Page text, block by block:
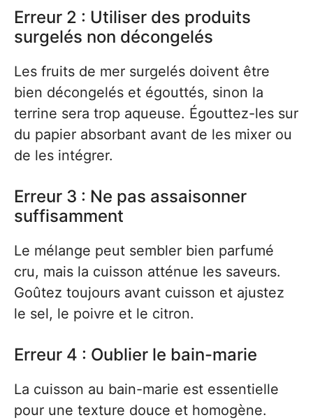
Erreur 2 : Utiliser des produits
surgelés non décongelés
Les fruits de mer surgelés doivent être
bien décongelés et égouttés, sinon la
terrine sera trop aqueuse. Égouttez-les sur
du papier absorbant avant de les mixer ou
de les intégrer.
Erreur 3 : Ne pas assaisonner
suffisamment
Le mélange peut sembler bien parfumé
cru, mais la cuisson atténue les saveurs.
Goûtez toujours avant cuisson et ajustez
le sel, le poivre et le citron.
Erreur 4 : Oublier le bain-marie
La cuisson au bain-marie est essentielle
pour une texture douce et homogène.